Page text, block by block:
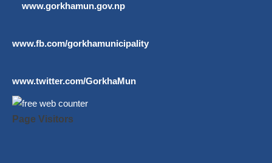
www.gorkhamun.gov.np
www.fb.com/gorkhamunicipality
www.twitter.com/GorkhaMun
Page Visitors